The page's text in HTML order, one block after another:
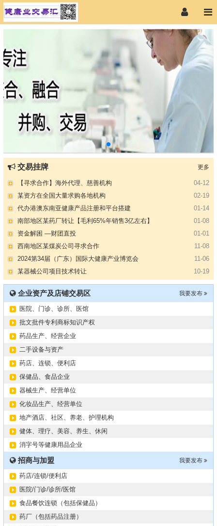
更多
交易挂牌 07-09
【专注投资】城投 交投 建投等国企项目合作
04-12
【寻求合作】海外代理、慈善机构
02-19
某资方在全国大量求购各地机构
01-14
代办港澳东南亚健康产品注册和平台搭建
01-08
南部地区某药厂转让【毛利65%年销售3亿左右】
01-01
资金解困 —财团直投
11-08
西南地区某煤炭公司寻求合作
11-06
2024第34届（广东）国际大健康产业博览会
10-19
某器械公司项目技术转让
10-13
#冠心病养生素口服液项目招商或寻求技术转让
10-13
大健康交易中心平台招商
膝关节修复药物融资计划
华北某药厂转让（年利有3000多万）
某医药销售团队寻求品种大包
“粤省心”为企业定制专业化的财务服务
【专注投资】城投 交投 建投等国企项目合作
【寻求合作】海外代理、慈善机构
资金解困 —财团直投
西南地区某煤炭公司寻求合作
2024第34届（广东）国际大健康产业博览会
10-19
某器械公司项目技术转让
#冠心病养生素口服液项目招商或寻求技术转让
大健康交易中心平台招商
膝关节修复药物融资计划
我要发布
企业资产及店铺交易区
医院、门诊、诊所、医馆
批文批件专利商标知识产权
药品生产、经营企业
二手设备与资产
药店、连锁、便利店
保健品、食品企业
器械生产、经营单位
化妆品生产、经营单位
地产酒店、社区、养老、护理机构
健体、理疗、美容、养生、休闲
消字号等健康用品企业
我要发布
招商与加盟
药店/连锁/便利店
医院/门诊/诊所/医馆
食品餐饮连锁（包括保健品）
药厂（包括药品注册）